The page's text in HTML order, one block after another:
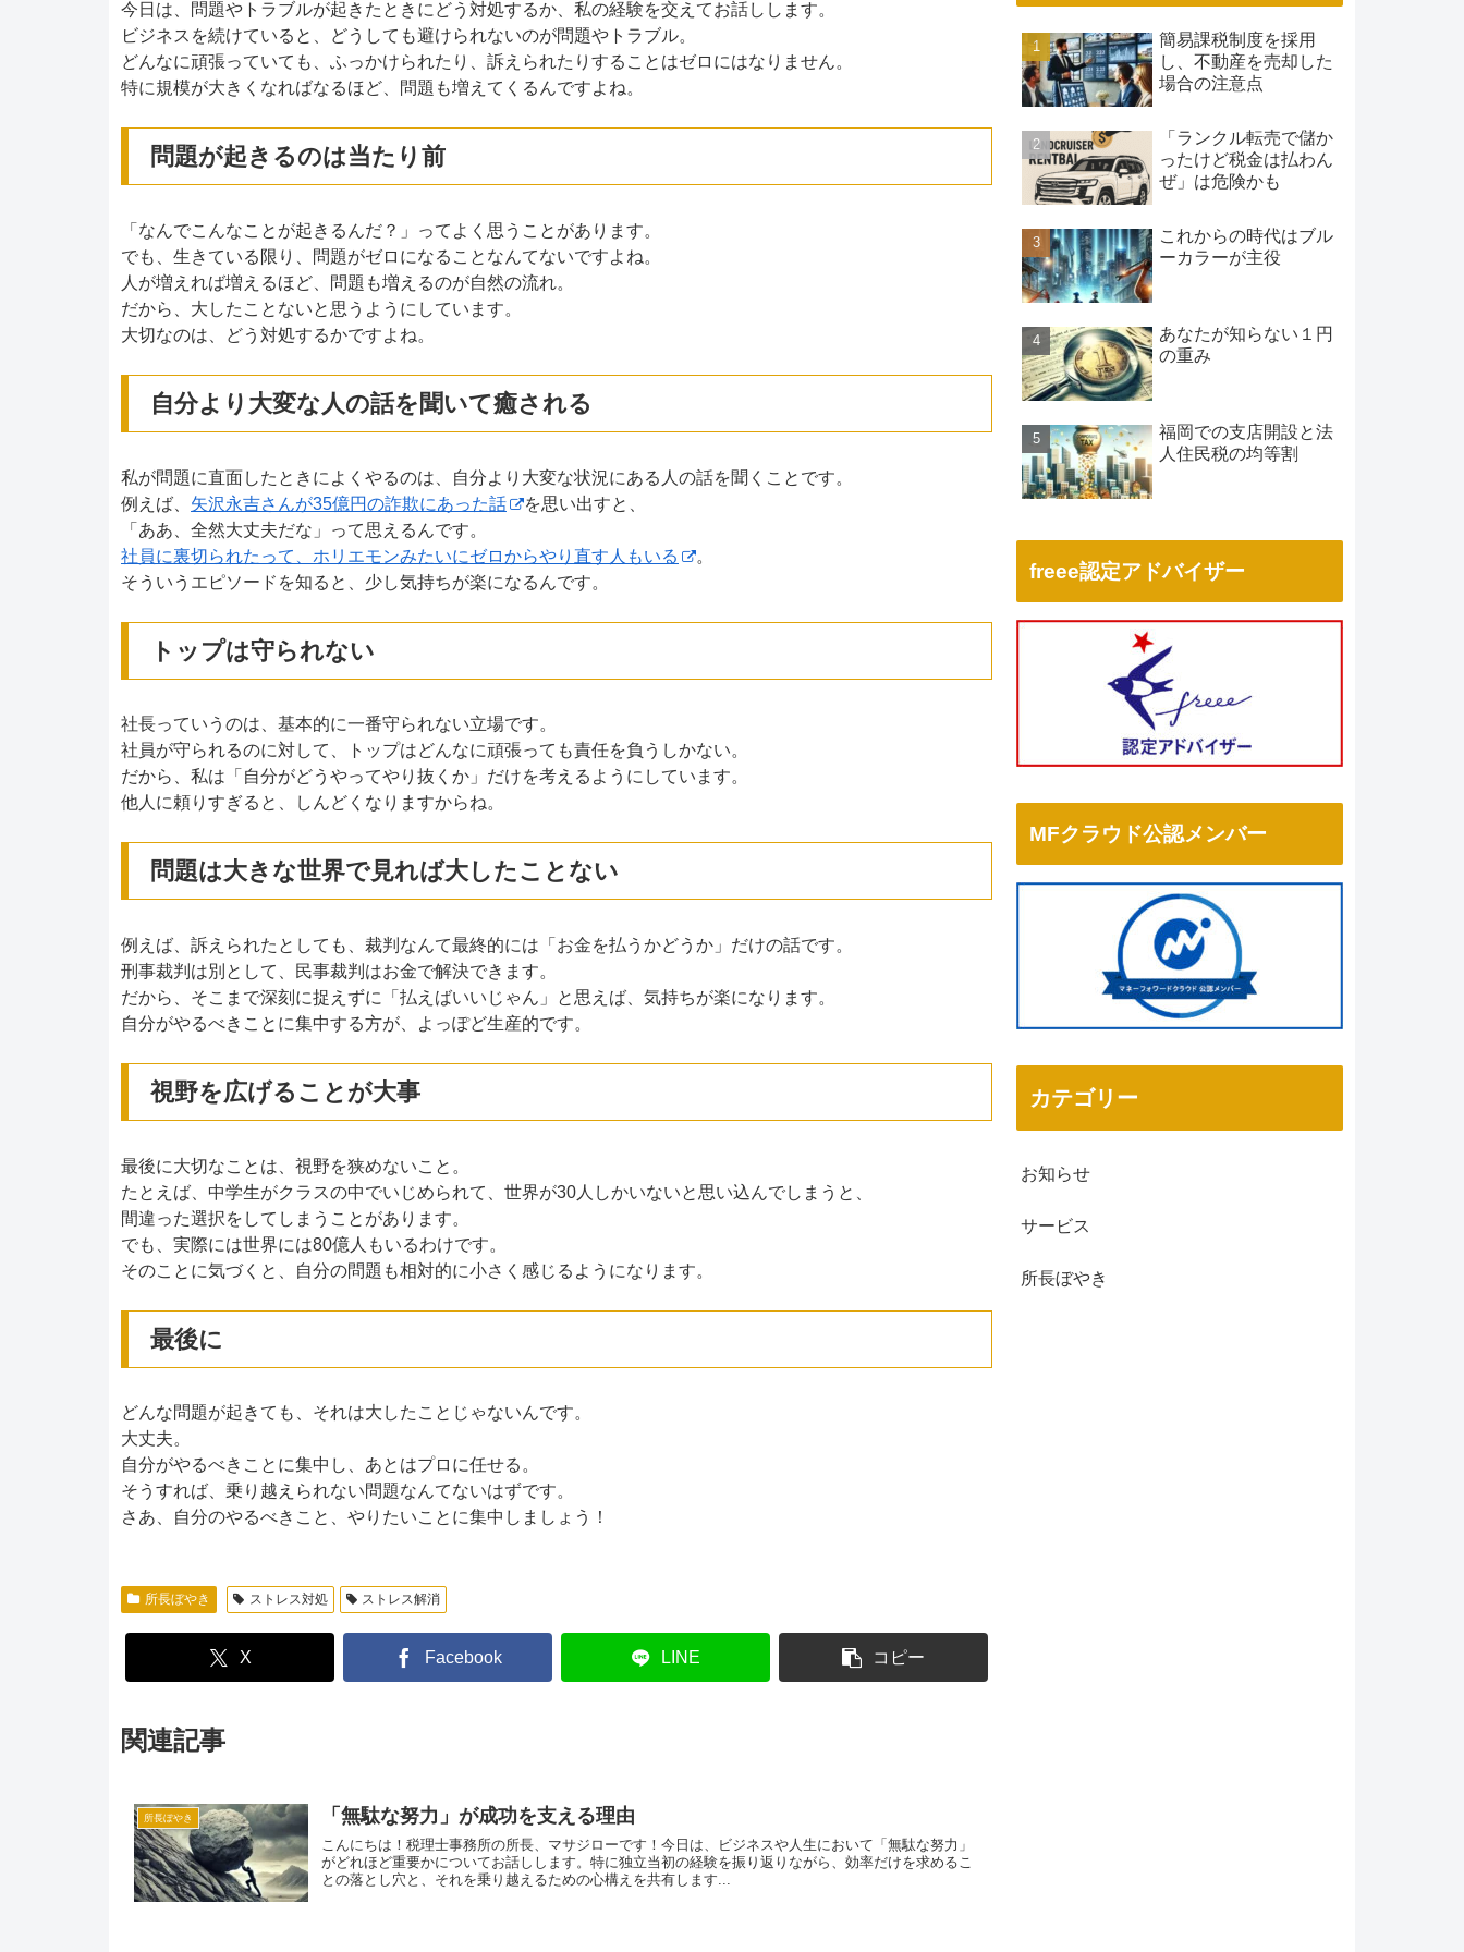
今日は、問題やトラブルが起きたときにどう対処するか、私の経験を交えてお話しします。
ビジネスを続けていると、どうしても避けられないのが問題やトラブル。
どんなに頑張っていても、ふっかけられたり、訴えられたりすることはゼロにはなりません。
特に規模が大きくなればなるほど、問題も増えてくるんですよね。
問題が起きるのは当たり前
「なんでこんなことが起きるんだ？」ってよく思うことがあります。
でも、生きている限り、問題がゼロになることなんてないですよね。
人が増えれば増えるほど、問題も増えるのが自然の流れ。
だから、大したことないと思うようにしています。
大切なのは、どう対処するかですよね。
自分より大変な人の話を聞いて癒される
私が問題に直面したときによくやるのは、自分より大変な状況にある人の話を聞くことです。
例えば、 矢沢永吉さんが35億円の詐欺にあった話
を思い出すと、
「ああ、全然大丈夫だな」って思えるんです。
社員に裏切られたって、ホリエモンみたいにゼロからやり直す人もいる
。
そういうエピソードを知ると、少し気持ちが楽になるんです。
トップは守られない
社長っていうのは、基本的に一番守られない立場です。
社員が守られるのに対して、トップはどんなに頑張っても責任を負うしかない。
だから、私は「自分がどうやってやり抜くか」だけを考えるようにしています。
他人に頼りすぎると、しんどくなりますからね。
問題は大きな世界で見れば大したことない
例えば、訴えられたとしても、裁判なんて最終的には「お金を払うかどうか」だけの話です。
刑事裁判は別として、民事裁判はお金で解決できます。
だから、そこまで深刻に捉えずに「払えばいいじゃん」と思えば、気持ちが楽になります。
自分がやるべきことに集中する方が、よっぽど生産的です。
視野を広げることが大事
最後に大切なことは、視野を狭めないこと。
たとえば、中学生がクラスの中でいじめられて、世界が30人しかいないと思い込んでしまうと、
間違った選択をしてしまうことがあります。
でも、実際には世界には80億人もいるわけです。
そのことに気づくと、自分の問題も相対的に小さく感じるようになります。
最後に
どんな問題が起きても、それは大したことじゃないんです。
大丈夫。
自分がやるべきことに集中し、あとはプロに任せる。
そうすれば、乗り越えられない問題なんてないはずです。
さあ、自分のやるべきこと、やりたいことに集中しましょう！
所長ぼやき ストレス対処 ストレス解消
X Facebook LINE コピー
関連記事
所長ぼやき 「無駄な努力」が成功を支える理由
こんにちは！税理士事務所の所長、マサジローです！今日は、ビジネスや人生において「無駄な努力」
がどれほど重要かについてお話しします。特に独立当初の経験を振り返りながら、効率だけを求めるこ
との落とし穴と、それを乗り越えるための心構えを共有します...
簡易課税制度を採用
し、不動産を売却した
場合の注意点
「ランクル転売で儲か
ったけど税金は払わん
ぜ」は危険かも
これからの時代はブル
ーカラーが主役
あなたが知らない１円
の重み
福岡での支店開設と法
人住民税の均等割
freee認定アドバイザー
MFクラウド公認メンバー
カテゴリー
お知らせ
サービス
所長ぼやき